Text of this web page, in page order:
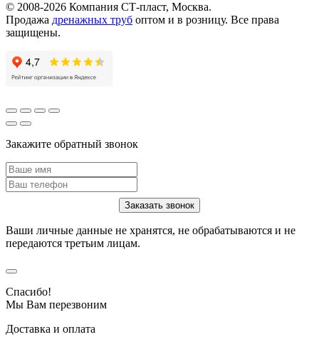
© 2008-2026 Компания СТ-пласт, Москва.
Продажа дренажных труб оптом и в розницу. Все права
защищены.
Закажите обратный звонок
Ваши личные данные не хранятся, не обрабатываются и не
передаются третьим лицам.
Спасибо!
Мы Вам перезвоним
Доставка и оплата